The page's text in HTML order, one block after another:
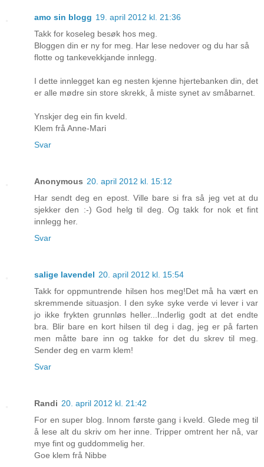
amo sin blogg 19. april 2012 kl. 21:36
Takk for koseleg besøk hos meg.
Bloggen din er ny for meg. Har lese nedover og du har så
flotte og tankevekkjande innlegg.
I dette innlegget kan eg nesten kjenne hjertebanken din, det
er alle mødre sin store skrekk, å miste synet av småbarnet.
Ynskjer deg ein fin kveld.
Klem frå Anne-Mari
Svar
Anonymous 20. april 2012 kl. 15:12
Har sendt deg en epost. Ville bare si fra så jeg vet at du
sjekker den :-) God helg til deg. Og takk for nok et fint
innlegg her.
Svar
salige lavendel 20. april 2012 kl. 15:54
Takk for oppmuntrende hilsen hos meg!Det må ha vært en
skremmende situasjon. I den syke syke verde vi lever i var
jo ikke frykten grunnløs heller...Inderlig godt at det endte
bra. Blir bare en kort hilsen til deg i dag, jeg er på farten
men måtte bare inn og takke for det du skrev til meg.
Sender deg en varm klem!
Svar
Randi 20. april 2012 kl. 21:42
For en super blog. Innom første gang i kveld. Glede meg til
å lese alt du skriv om her inne. Tripper omtrent her nå, var
mye fint og guddommelig her.
Goe klem frå Nibbe